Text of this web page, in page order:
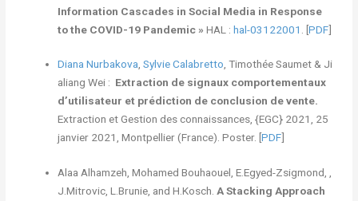
Information Cascades in Social Media in Response
to the COVID-19 Pandemic » HAL :hal-03122001 . [PDF]
Diana Nurbakova,Sylvie Calabretto, Timothée Saumet & Ji
aliang Wei : Extraction de signaux comportementaux
d’utilisateur et prédiction de conclusion de vente.
Extraction et Gestion des connaissances, {EGC} 2021, 25
janvier 2021, Montpellier (France). Poster. [PDF]
Alaa Alhamzeh, Mohamed Bouhaouel, E.Egyed-Zsigmond, ,
J.Mitrovic, L.Brunie, and H.Kosch. A Stacking Approach